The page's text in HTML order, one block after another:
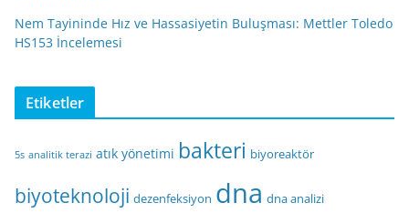
Nem Tayininde Hız ve Hassasiyetin Buluşması: Mettler Toledo
HS153 İncelemesi
Etiketler
5s analitik terazi atık yönetimi bakteri biyoreaktör
biyoteknoloji dezenfeksiyon dna dna analizi